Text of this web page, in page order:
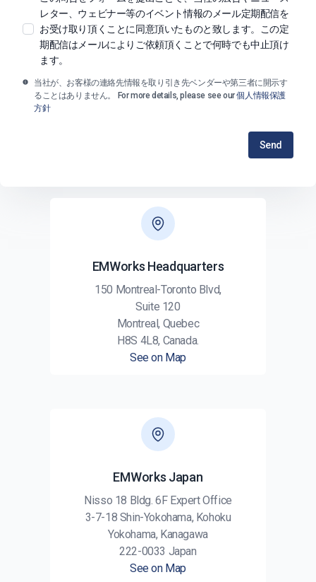
レター、ウェビナー等のイベント情報のメール定期配信を
お受け取り頂くことに同意頂いたものと致します。この定
期配信はメールによりご依頼頂くことで何時でも中止頂け
ます。
当社が、お客様の連絡先情報を取り引き先ベンダーや第三者に開示す
ることはありません。 For more details, please see our個人情報保護
方針
Send
EMWorks Headquarters
150 Montreal-Toronto Blvd,
Suite 120
Montreal, Quebec
H8S 4L8, Canada.
See on Map
EMWorks Japan
Nisso 18 Bldg. 6F Expert Office
3-7-18 Shin-Yokohama, Kohoku
Yokohama, Kanagawa
222-0033 Japan
See on Map